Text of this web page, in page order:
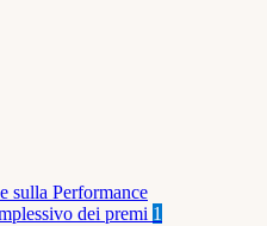
sulla Performance
dei premi 1